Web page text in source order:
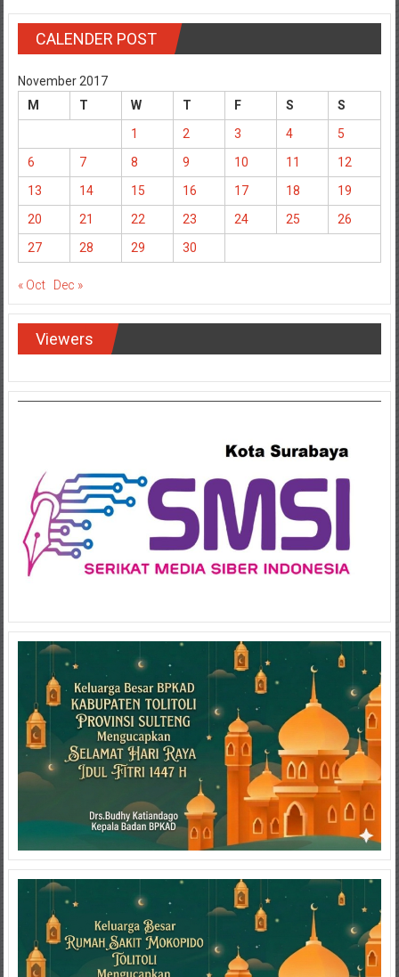
CALENDER POST
November 2017
M
T W T F S
S
1
2 3 4
5
6
7 8 9 10 11
12
13
14 15 16 17 18
19
20
21 22 23 24 25
26
27
28 29 30
« Oct Dec »
Viewers